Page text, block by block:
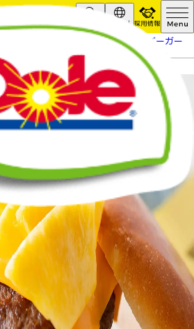
Search Global
採用情報
パイナップルバーガー